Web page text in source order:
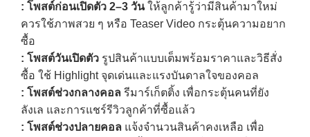
: โพสต์ก่อนเปิดตัว 2–3 วันให้ลูกค้ารู้ว่ามีสินค้ามาใหม่
ควรใช้ภาพสวย ๆ หรือ Teaser Video กระตุ้นความอยาก
ซื้อ
: โพสต์วันเปิดตัว รูปสินค้าแบบเต็มพร้อมราคาและวิธีสั่ง
ซื้อ ใช้ Highlight จุดเด่นและแรงบันดาลใจของคอล
: โพสต์ช่วงกลางคอล รีมาร์เก็ตติ้ง เพื่อกระตุ้นคนที่ยัง
ลังเล และการแชร์รีวิวลูกค้าที่ซื้อแล้ว
: โพสต์ช่วงปลายคอล แจ้งจำนวนสินค้าคงเหลือ เพื่อ